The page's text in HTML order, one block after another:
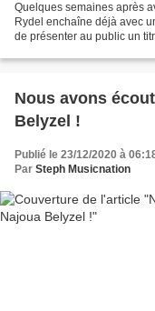
Quelques semaines après
Rydel enchaîne déjà avec
de présenter au public un
Nous avons
Belyzel !
Publié le 23/12/2020 à
Par Steph Musicnation